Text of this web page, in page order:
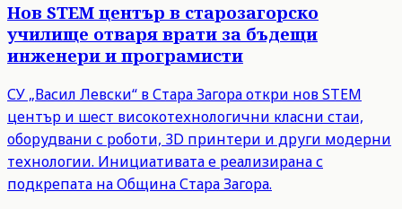
Нов STEM център в старозагорско
училище отваря врати за бъдещи
инженери и програмисти
СУ „Васил Левски“ в Стара Загора откри нов STEM
център и шест високотехнологични класни стаи,
оборудвани с роботи, 3D принтери и други модерни
технологии. Инициативата е реализирана с
подкрепата на Община Стара Загора.